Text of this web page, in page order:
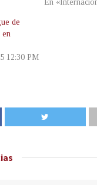
En
de
en
12:30 PM